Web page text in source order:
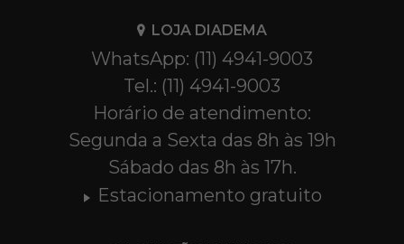
LOJA DIADEMA
WhatsApp: (11) 4941-9003
Tel.: (11) 4941-9003
Horário de atendimento:
Segunda a Sexta das 8h às 19h
Sábado das 8h às 17h.
Estacionamento gratuito